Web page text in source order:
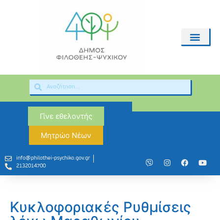
Γίνε εθελοντής
Μητρώο Νέων
info@philothei-psychiko.gov.gr
2132014700
Κυκλοφοριακές Ρυθμίσεις